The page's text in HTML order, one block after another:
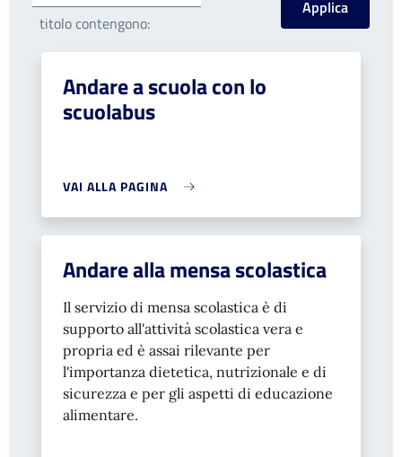
titolo contengono:
Andare a scuola con lo
scuolabus
VAI ALLA PAGINA
Andare alla mensa scolastica
Il servizio di mensa scolastica è di
supporto all'attività scolastica vera e
propria ed è assai rilevante per
l'importanza dietetica, nutrizionale e di
sicurezza e per gli aspetti di educazione
alimentare.